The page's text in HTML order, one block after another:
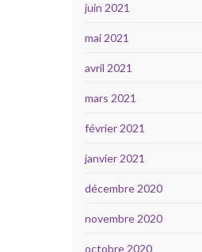
juin 2021
mai 2021
avril 2021
mars 2021
février 2021
janvier 2021
décembre 2020
novembre 2020
octobre 2020